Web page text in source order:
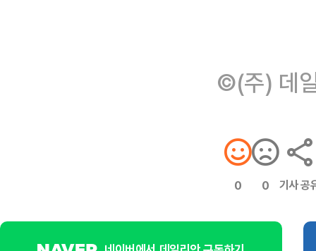
©(주) 데
0 0 기사 공